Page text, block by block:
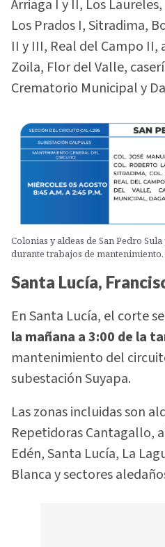
Arriaga I y II, Los
Los Prados I, Sitradima,
II y III, Real del Campo II,
Zoila, Flor del Valle,
Crematorio Municipal y
Colonias y aldeas de San Pedro
durante trabajos de mantenimiento.
Santa Lucía,
En Santa Lucía, el corte
la mañana a 3:00 de la
mantenimiento del
subestación Suyapa.
Las zonas incluidas son
Repetidoras Cantagallo,
Edén, Santa Lucía, La
Blanca y sectores